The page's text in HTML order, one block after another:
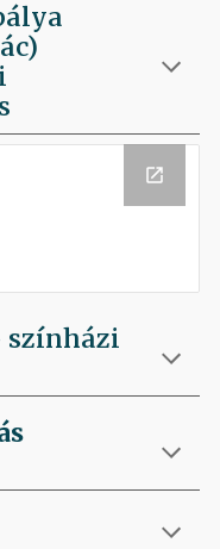
színházi